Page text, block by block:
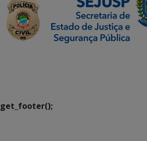
get_footer();